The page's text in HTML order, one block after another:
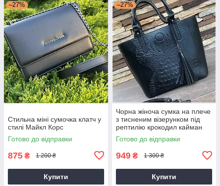
–27%
Стильна міні сумочка клатч у
стилі Майкл Корс
Готово до відправки
875 ₴ 1 200 ₴
Купити
–27%
Чорна жіноча сумка на плече
з тисненим візерунком під
рептилію крокодил кайман
Готово до відправки
949 ₴ 1 300 ₴
Купити